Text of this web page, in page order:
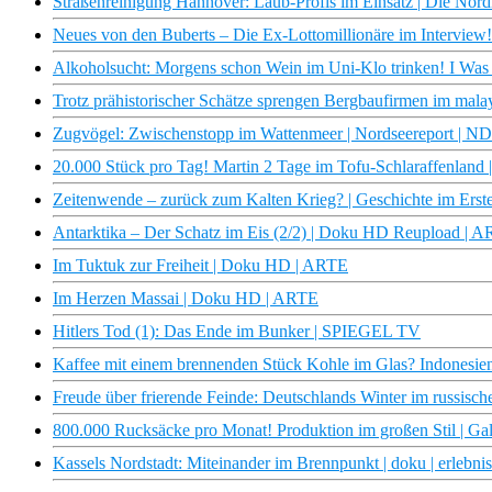
Neues von den Buberts – Die Ex-Lottomillionäre im
Alkoholsucht: Morgens schon Wein im Uni-Klo trinken! I Was
Trotz prähistorischer Schätze sprengen Bergbaufirmen im
Zugvögel: Zwischenstopp im Wattenmeer | Nordseereport |
20.000 Stück pro Tag! Martin 2 Tage im Tofu-Schlaraffenland
Zeitenwende – zurück zum Kalten Krieg? | Geschichte im
Antarktika – Der Schatz im Eis (2/2) | Doku HD Reupload |
Im Tuktuk zur Freiheit | Doku HD | ARTE
Im Herzen Massai | Doku HD | ARTE
Hitlers Tod (1): Das Ende im Bunker | SPIEGEL TV
Kaffee mit einem brennenden Stück Kohle im Glas?
Freude über frierende Feinde: Deutschlands Winter im
800.000 Rucksäcke pro Monat! Produktion im großen Stil |
Kassels Nordstadt: Miteinander im Brennpunkt | doku | erlebnis